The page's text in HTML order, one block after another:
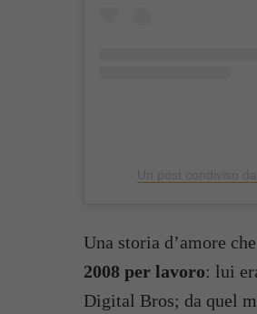
Una storia d’amore
2008 per lavoro: lui
Digital Bros; da quel